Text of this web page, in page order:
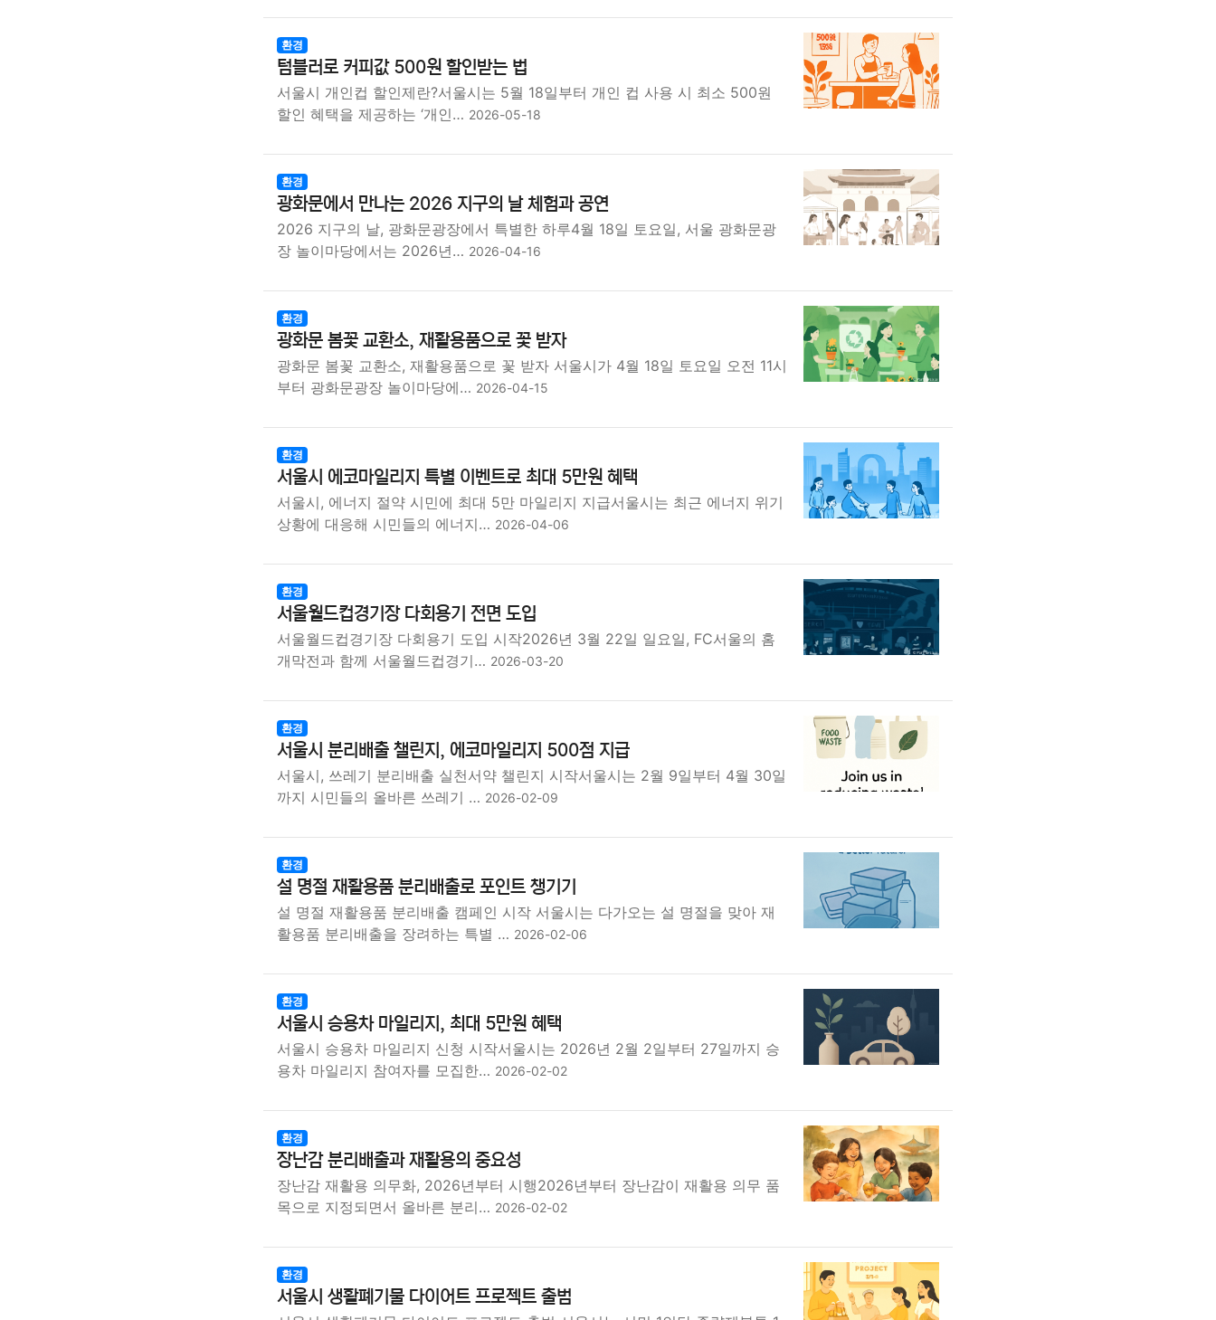
환경
텀블러로 커피값 500원 할인받는 법
서울시 개인컵 할인제란?서울시는 5월 18일부터 개인 컵 사용 시 최소 500원
할인 혜택을 제공하는 ‘개인… 2026-05-18
환경
광화문에서 만나는 2026 지구의 날 체험과 공연
2026 지구의 날, 광화문광장에서 특별한 하루4월 18일 토요일, 서울 광화문광
장 놀이마당에서는 2026년… 2026-04-16
환경
광화문 봄꽃 교환소, 재활용품으로 꽃 받자
광화문 봄꽃 교환소, 재활용품으로 꽃 받자 서울시가 4월 18일 토요일 오전 11시
부터 광화문광장 놀이마당에… 2026-04-15
환경
서울시 에코마일리지 특별 이벤트로 최대 5만원 혜택
서울시, 에너지 절약 시민에 최대 5만 마일리지 지급서울시는 최근 에너지 위기
상황에 대응해 시민들의 에너지… 2026-04-06
환경
서울월드컵경기장 다회용기 전면 도입
서울월드컵경기장 다회용기 도입 시작2026년 3월 22일 일요일, FC서울의 홈
개막전과 함께 서울월드컵경기… 2026-03-20
환경
서울시 분리배출 챌린지, 에코마일리지 500점 지급
서울시, 쓰레기 분리배출 실천서약 챌린지 시작서울시는 2월 9일부터 4월 30일
까지 시민들의 올바른 쓰레기 … 2026-02-09
환경
설 명절 재활용품 분리배출로 포인트 챙기기
설 명절 재활용품 분리배출 캠페인 시작 서울시는 다가오는 설 명절을 맞아 재
활용품 분리배출을 장려하는 특별 … 2026-02-06
환경
서울시 승용차 마일리지, 최대 5만원 혜택
서울시 승용차 마일리지 신청 시작서울시는 2026년 2월 2일부터 27일까지 승
용차 마일리지 참여자를 모집한… 2026-02-02
환경
장난감 분리배출과 재활용의 중요성
장난감 재활용 의무화, 2026년부터 시행2026년부터 장난감이 재활용 의무 품
목으로 지정되면서 올바른 분리… 2026-02-02
환경
서울시 생활폐기물 다이어트 프로젝트 출범